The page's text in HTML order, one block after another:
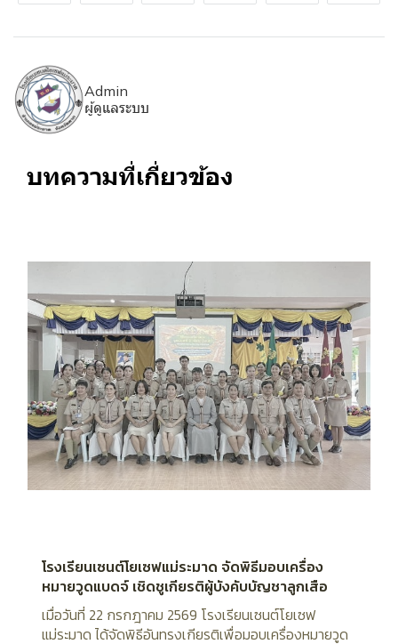
Admin
ผู้ดูแลระบบ
บทความที่เกี่ยวข้อง
โรงเรียนเซนต์โยเซฟแม่ระมาด จัดพิธีมอบเครื่อง
หมายวูดแบดจ์ เชิดชูเกียรติผู้บังคับบัญชาลูกเสือ
เมื่อวันที่ 22 กรกฎาคม 2569 โรงเรียนเซนต์โยเซฟ
แม่ระมาด ได้จัดพิธีอันทรงเกียรติเพื่อมอบเครื่องหมายวูด